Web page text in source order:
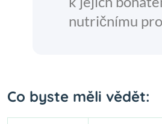
nutričnímu
Co byste měli vědět: